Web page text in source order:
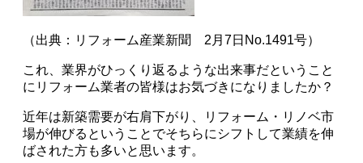
（出典：リフォーム産業新聞 2月7日No.1491号）
これ、業界がひっくり返るような出来事だということ
にリフォーム業者の皆様はお気づきになりましたか？
近年は新築需要が右肩下がり、リフォーム・リノベ市
場が伸びるということでそちらにシフトして業績を伸
ばされた方も多いと思います。